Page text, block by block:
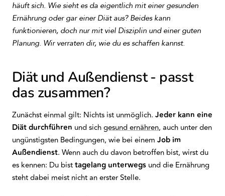
häuft sich. Wie sieht es da eigentlich mit einer gesunden
Ernährung oder gar einer Diät aus? Beides kann
funktionieren, doch nur mit viel Disziplin und einer guten
Planung. Wir verraten dir, wie du es schaffen kannst.
Diät und Außendienst - passt
das zusammen?
Zunächst einmal gilt: Nichts ist unmöglich. Jeder kann eine
Diät durchführen und sichgesund ernähren, auch unter den
ungünstigsten Bedingungen, wie bei einem Job im
Außendienst. Wenn auch du davon betroffen bist, wirst du
es kennen: Du bisttagelang unterwegs und die Ernährung
steht dabei meist nicht an erster Stelle.